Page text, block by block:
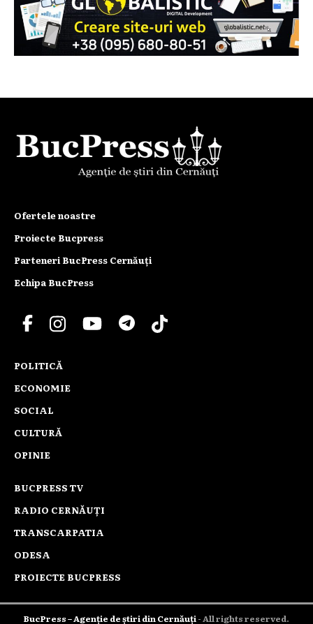
Ofertele noastre
Proiecte Bucpress
Parteneri BucPress Cernăuți
Echipa BucPress
POLITICĂ
ECONOMIE
SOCIAL
CULTURĂ
OPINIE
BUCPRESS TV
RADIO CERNĂUȚI
TRANSCARPATIA
ODESA
PROIECTE BUCPRESS
BucPress – Agenție de știri din Cernăuți- All rights reserved.